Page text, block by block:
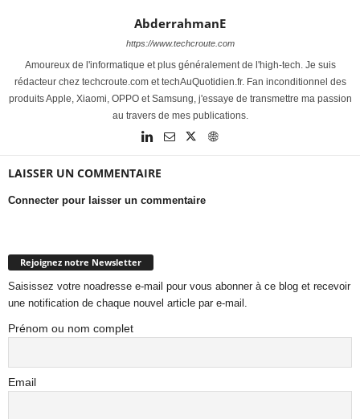
AbderrahmanE
https://www.techcroute.com
Amoureux de l'informatique et plus généralement de l'high-tech. Je suis
rédacteur chez techcroute.com et techAuQuotidien.fr. Fan inconditionnel des
produits Apple, Xiaomi, OPPO et Samsung, j'essaye de transmettre ma passion
au travers de mes publications.
LAISSER UN COMMENTAIRE
Connecter pour laisser un commentaire
Rejoignez notre Newsletter
Saisissez votre noadresse e-mail pour vous abonner à ce blog et recevoir
une notification de chaque nouvel article par e-mail.
Prénom ou nom complet
Email